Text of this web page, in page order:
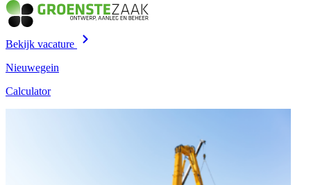
Bekijk vacature
Nieuwegein
Calculator